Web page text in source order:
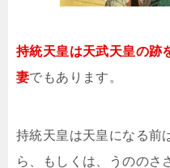
持統天皇は天武天皇の跡
妻でもあります。
持統天皇は天皇になる前
ら、もしくは、うののさ